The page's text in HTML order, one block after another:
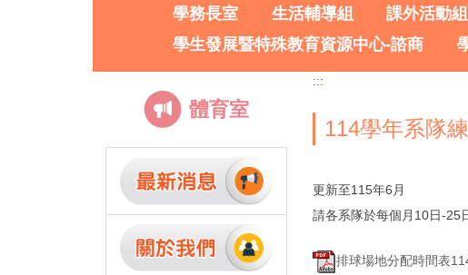
學務長室 生活輔導組 課外活動組
學生發展暨特殊教育資源中心-諮商
體育室
:::
114學年系隊
更新至115年6月
請各系隊於每個月10日-25
排球場地分配時間表